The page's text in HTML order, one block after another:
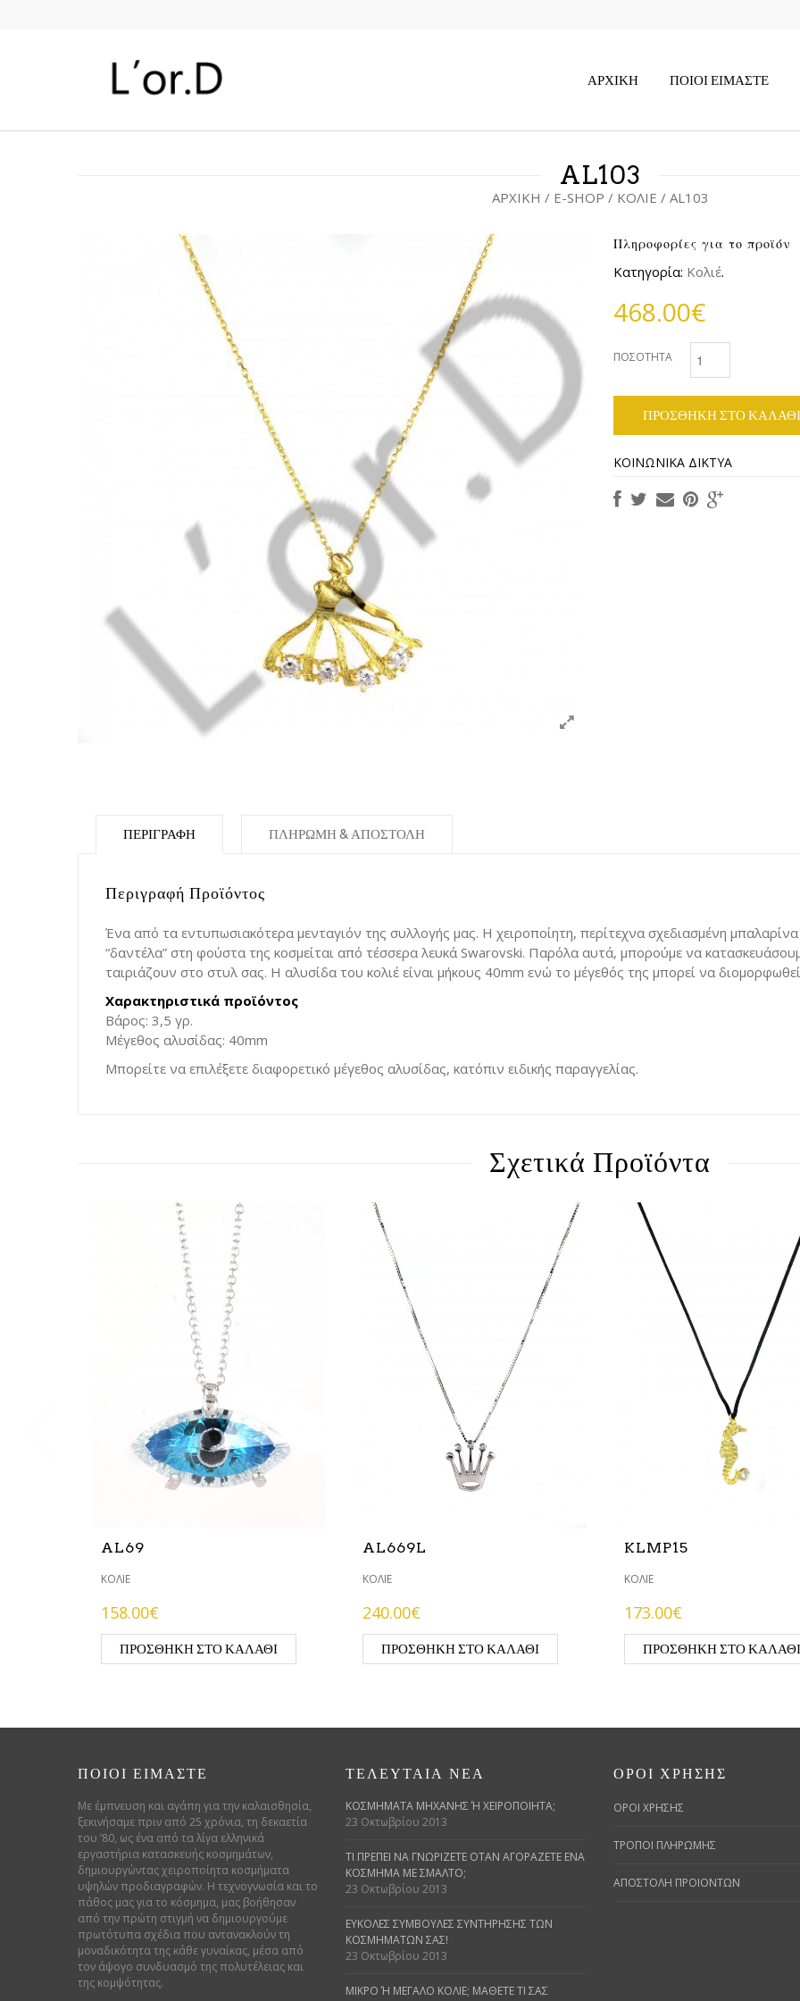
ΑΡΧΙΚΉ ΠΟΙΟΙ ΕΊΜΑΣΤΕ
AL103
ΑΡΧΙΚΉ / E-SHOP / ΚΟΛΙΈ / AL103
Πληροφορίες για το προϊόν
Κατηγορία: Κολιέ.
468.00€
ΠΟΣΌΤΗΤΑ
ΠΡΟΣΘΉΚΗ ΣΤΟ ΚΑΛΆΘΙ
ΚΟΙΝΩΝΙΚΆ ΔΊΚΤΥΑ
ΠΕΡΙΓΡΑΦΉ
Περιγραφή Προϊόντος
Ένα από τα εντυπωσιακότερα μενταγιόν της συλλογής μας. Η χειροποίητη, περίτεχνα σχεδιασμένη
“δαντέλα” στη φούστα της κοσμείται από τέσσερα λευκά Swarovski. Παρόλα αυτά, μπορούμε να
ταιριάζουν στο στυλ σας. Η αλυσίδα του κολιέ είναι μήκους 40mm ενώ το μέγεθός της μπορεί να
Χαρακτηριστικά προϊόντος
Βάρος: 3,5 γρ.
Μέγεθος αλυσίδας: 40mm
Μπορείτε να επιλέξετε διαφορετικό μέγεθος αλυσίδας, κατόπιν ειδικής παραγγελίας.
ΠΛΗΡΩΜΗ & ΑΠΟΣΤΟΛΗ
Σχετικά Προϊόντα
AL69
ΚΟΛΙΈ
158.00€
ΠΡΟΣΘΉΚΗ ΣΤΟ ΚΑΛΆΘΙ
AL669L
ΚΟΛΙΈ
240.00€
ΠΡΟΣΘΉΚΗ ΣΤΟ ΚΑΛΆΘΙ
KLMP15
ΚΟΛΙΈ
173.00€
ΠΡΟΣΘΉΚΗ ΣΤΟ ΚΑΛΆΘΙ
ΠΟΙΟΊ ΕΊΜΑΣΤΕ
Με έμπνευση και αγάπη για την καλαισθησία,
ξεκινήσαμε πριν από 25 χρόνια, τη δεκαετία
του ’80, ως ένα από τα λίγα ελληνικά
εργαστήρια κατασκευής κοσμημάτων,
δημιουργώντας χειροποίητα κοσμήματα
υψηλών προδιαγραφών. Η τεχνογνωσία και το
πάθος μας για το κόσμημα, μας βοήθησαν
από την πρώτη στιγμή να δημιουργούμε
πρωτότυπα σχέδια που αντανακλούν τη
μοναδικότητα της κάθε γυναίκας, μέσα από
τον άψογο συνδυασμό της πολυτέλειας και
της κομψότητας.
ΤΕΛΕΥΤΑΊΑ ΝΈΑ
ΚΟΣΜΉΜΑΤΑ ΜΗΧΑΝΉΣ Ή ΧΕΙΡΟΠΟΊΗΤΑ;
23 Οκτωβρίου 2013
ΤΙ ΠΡΈΠΕΙ ΝΑ ΓΝΩΡΊΖΕΤΕ ΌΤΑΝ ΑΓΟΡΆΖΕΤΕ ΈΝΑ
ΚΌΣΜΗΜΑ ΜΕ ΣΜΆΛΤΟ;
23 Οκτωβρίου 2013
ΕΎΚΟΛΕΣ ΣΥΜΒΟΥΛΈΣ ΣΥΝΤΉΡΗΣΗΣ ΤΩΝ
ΚΟΣΜΗΜΆΤΩΝ ΣΑΣ!
23 Οκτωβρίου 2013
ΜΙΚΡΌ Ή ΜΕΓΆΛΟ ΚΟΛΙΈ; ΜΆΘΕΤΕ ΤΙ ΣΑΣ Τ
ΌΡΟΙ ΧΡΉΣΗΣ
ΟΡΟΙ ΧΡΗΣΗΣ
ΤΡΟΠΟΙ ΠΛΗΡΩΜΗΣ
ΑΠΟΣΤΟΛΗ ΠΡΟΙΟΝΤΩΝ